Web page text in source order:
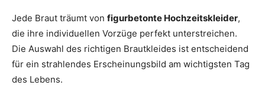
Jede Braut träumt von figurbetonte Hochzeitskleider,
die ihre individuellen Vorzüge perfekt unterstreichen.
Die Auswahl des richtigen Brautkleides ist entscheidend
für ein strahlendes Erscheinungsbild am wichtigsten Tag
des Lebens.